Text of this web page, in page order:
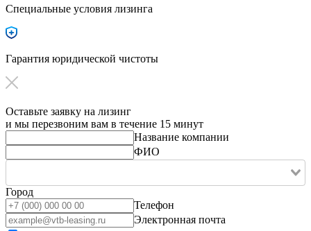
Специальные условия лизинга
Гарантия юридической чистоты
Оставьте заявку на лизинг
и мы перезвоним вам в течение 15 минут
Название компании
ФИО
Город
Телефон
Электронная почта